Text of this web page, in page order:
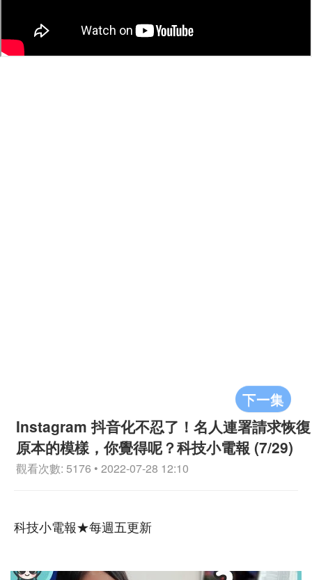
下一集
Instagram 抖音化不忍了！名人連署請求恢復
原本的模樣，你覺得呢？科技小電報 (7/29)
觀看次數: 5176 • 2022-07-28 12:10
科技小電報★每週五更新